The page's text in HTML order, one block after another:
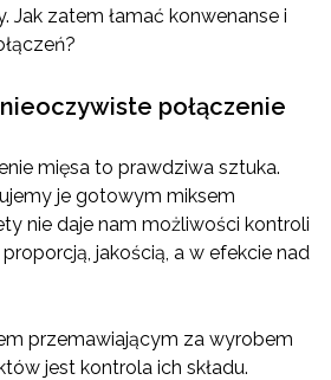
Jak zatem łamać konwenanse i
połączenie
mięsa to prawdziwa sztuka.
je gotowym miksem
nie daje nam możliwości kontroli
jakością, a w efekcie nad
przemawiającym za wyrobem
jest kontrola ich składu.